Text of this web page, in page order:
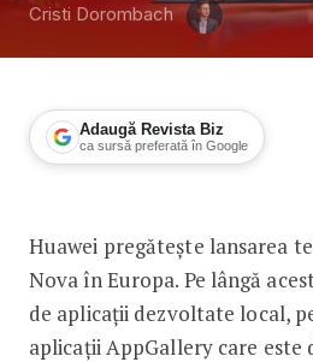
Cristi Dorombach
Adaugă Revista Biz
ca sursă preferată în Google
Huawei pregătește lansarea
Nova în Europa. Pe lângă
de aplicații dezvoltate local,
aplicații AppGallery care este